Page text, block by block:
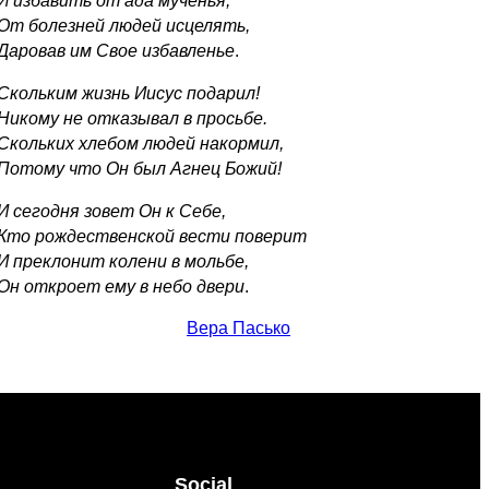
болезней людей исцелять,
им Свое избавленье.
жизнь Иисус подарил!
не отказывал в просьбе.
хлебом людей накормил,
что Он был Агнец Божий!
сегодня зовет Он к Себе,
рождественской вести поверит
преклонит колени в мольбе,
откроет ему в небо двери.
Вера Пасько
Social